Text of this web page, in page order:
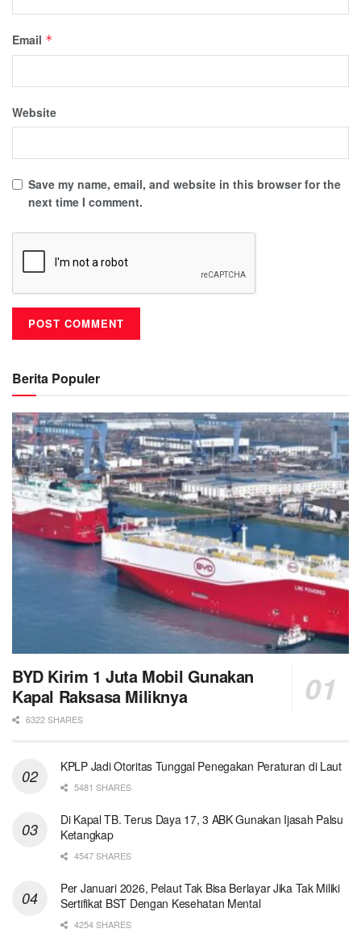
Email *
Website
Save my name, email, and website in this browser for the
next time I comment.
Berita Populer
BYD Kirim 1 Juta Mobil Gunakan
Kapal Raksasa Miliknya
6322 SHARES
KPLP Jadi Otoritas Tunggal Penegakan Peraturan di Laut
5481 SHARES
Di Kapal TB. Terus Daya 17, 3 ABK Gunakan Ijasah Palsu
Ketangkap
4547 SHARES
Per Januari 2026, Pelaut Tak Bisa Berlayar Jika Tak Miliki
Sertifikat BST Dengan Kesehatan Mental
4254 SHARES